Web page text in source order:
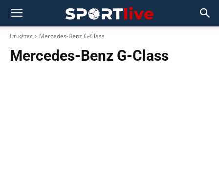
Ετικέτες Mercedes-Benz G-Class
Mercedes-Benz G-Class